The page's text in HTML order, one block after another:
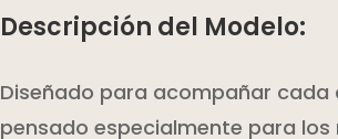
Descripción del Modelo:
Diseñado para acompañar cada
pensado especialmente para los